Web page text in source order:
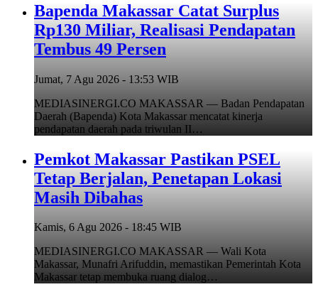
Bapenda Makassar Catat Surplus
Rp130 Miliar, Realisasi Pendapatan
Tembus 49 Persen
Jumat, 7 Agu 2026 - 13:53 WIB
MEDIASINERGI.CO MAKASSAR — Badan Pendapatan
Daerah (Bapenda) Kota Makassar mencatat kinerja
pendapatan daerah pada triwulan II…
Pemkot Makassar Pastikan PSEL
Tetap Berjalan, Penetapan Lokasi
Masih Dibahas
Kamis, 6 Agu 2026 - 18:45 WIB
MEDIASINERGI.CO MAKASSAR — Wali Kota
Makassar, Munafri Arifuddin, memastikan Pemerintah Kota
Makassar tetap membuka ruang dialog…